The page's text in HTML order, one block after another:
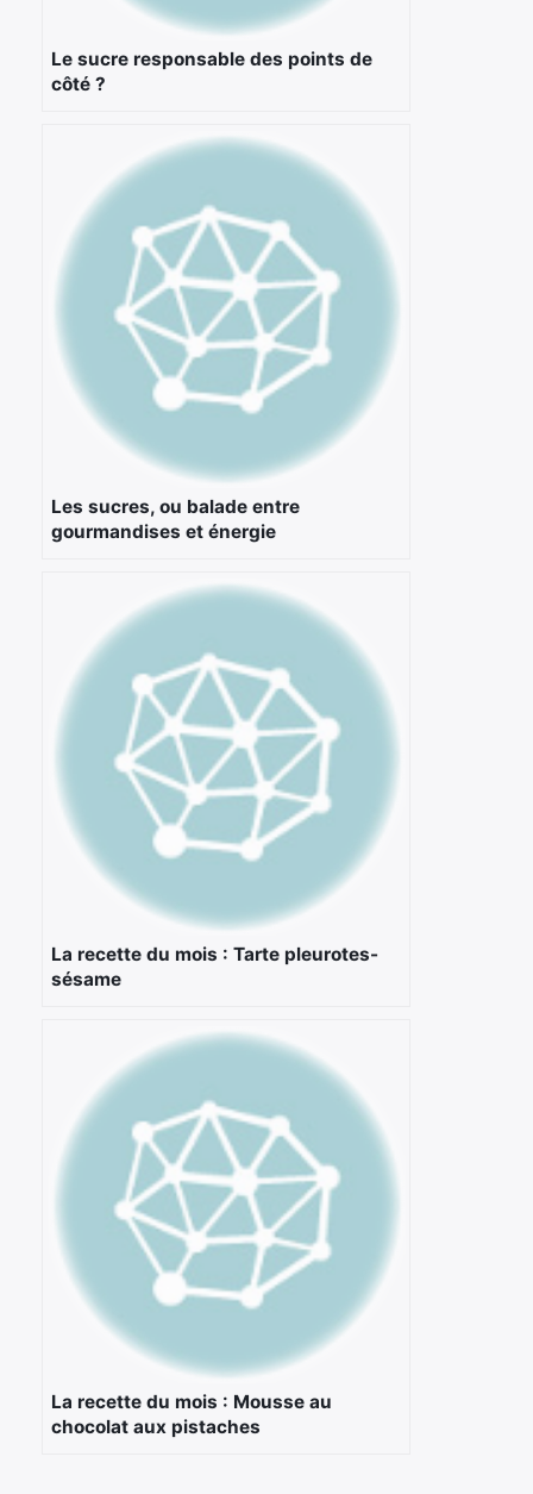
Le sucre responsable des points de
côté ?
Les sucres, ou balade entre
gourmandises et énergie
La recette du mois : Tarte pleurotes-
sésame
La recette du mois : Mousse au
chocolat aux pistaches